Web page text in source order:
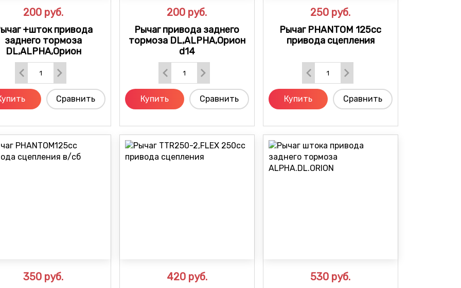
200 руб.
+шток привода
заднего тормоза
DL,ALPHA,Орион
Сравнить
200 руб.
Рычаг привода заднего
тормоза DL,ALPHA,Орион
d14
Купить Сравнить
250 руб.
Рычаг PHANTOM 125cc
привода сцепления
Купить Сравнить
350 руб. 420 руб. 530 руб.